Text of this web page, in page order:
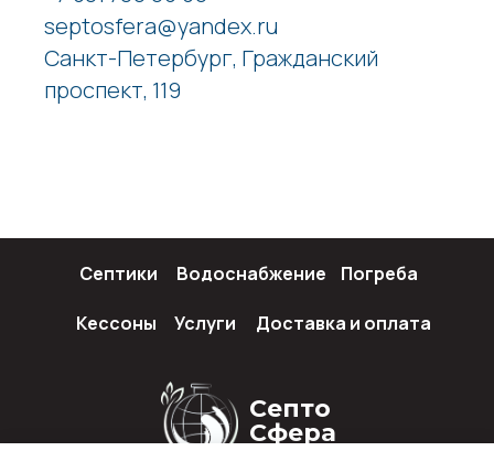
septosfera@yandex.ru
Санкт-Петербург, Гражданский
проспект, 119
Септо
Сфера
Септики Водоснабжение Погреба
Кессоны Услуги Доставка и оплата